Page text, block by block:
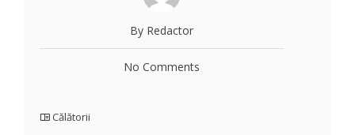
By Redactor
No Comments
Călătorii